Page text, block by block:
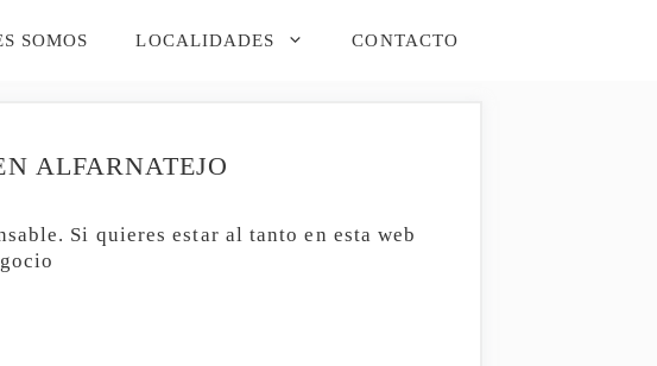
SOMOS LOCALIDADES CONTACTO
ALFARNATEJO
Si quieres estar al tanto en esta web